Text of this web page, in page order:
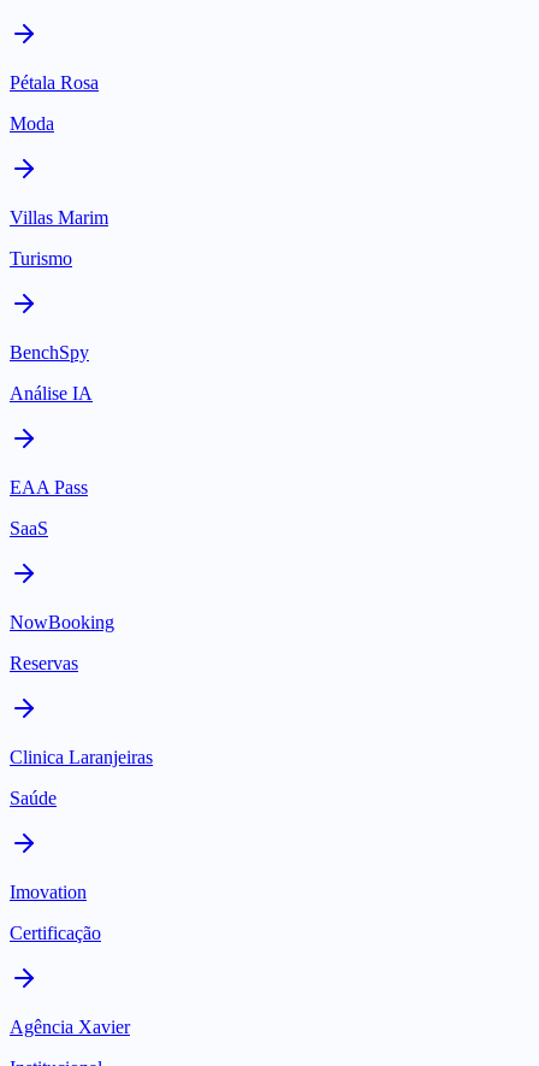
Pétala Rosa
Moda
Villas Marim
Turismo
BenchSpy
Análise IA
EAA Pass
SaaS
NowBooking
Reservas
Clinica Laranjeiras
Saúde
Imovation
Certificação
Agência Xavier